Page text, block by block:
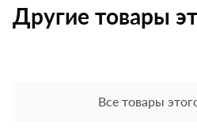
Другие товары
Все товары